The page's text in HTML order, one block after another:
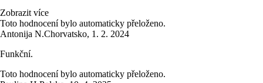
Zobrazit více
Toto hodnocení bylo automaticky přeloženo.
Antonija N.Chorvatsko, 1. 2. 2024
Funkční.
Toto hodnocení bylo automaticky přeloženo.